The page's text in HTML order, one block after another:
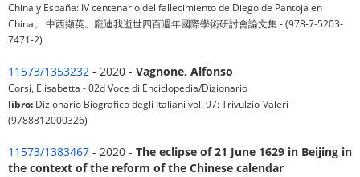
China y España: IV centenario del fallecimiento de Diego de Pantoja en
China。 中西撷英。龐迪我逝世四百週年國際學術研討會論文集 - (978-7-5203-
7471-2)
11573/1353232 - 2020 - Vagnone, Alfonso
Corsi, Elisabetta - 02d Voce di Enciclopedia/Dizionario
libro: Dizionario Biografico degli Italiani vol. 97: Trivulzio-Valeri -
(9788812000326)
11573/1383467 - 2020 - The eclipse of 21 June 1629 in Beijing in
the context of the reform of the Chinese calendar